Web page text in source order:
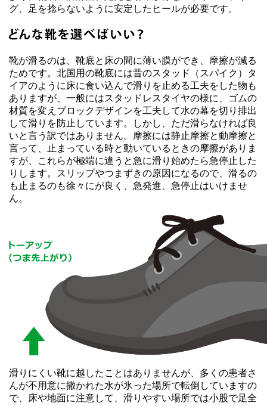
グ、足を捻らないように安定したヒールが必要です。
靴が滑るのは、靴底と床の間に薄い膜ができ、摩擦が減る
ためです。北国用の靴底には昔のスタッド（スパイク）タ
イアのように床に食い込んで滑りを止める工夫をした物も
ありますが、一般にはスタッドレスタイヤの様に、ゴムの
材質を変えブロックデザインを工夫して水の幕を切り排出
して滑りを防止しています。しかし、ただ滑らなければ良
いと言う訳ではありません。摩擦には静止摩擦と動摩擦と
言って、止まっている時と動いているときの摩擦がありま
すが、これらが極端に違うと急に滑り始めたら急停止した
りします。スリップやつまずきの原因になるので、滑るの
も止まるのも徐々にが良く、急発進、急停止はいけませ
ん。
滑りにくい靴に越したことはありませんが、多くの患者さ
んが不用意に撒かれた水が氷った場所で転倒していますの
で、床や地面に注意して、滑りやすい場所では小股で足全